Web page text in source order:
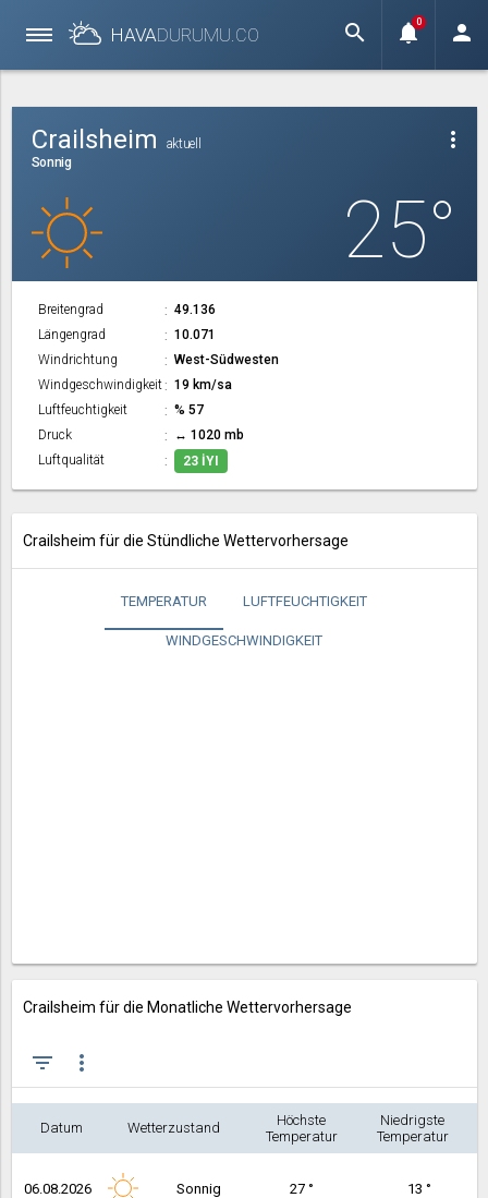
HAVADURUMU.CO search notifications
0 person
more_vert
Crailsheim
aktuell
Sonnig
25°
Breitengrad
49.136
Längengrad
10.071
Windrichtung
West-Südwesten
Windgeschwindigkeit
19 km/sa
Luftfeuchtigkeit
% 57
Druck
↔ 1020 mb
Luftqualität
23 İYI
Crailsheim für die Stündliche Wettervorhersage
TEMPERATUR LUFTFEUCHTIGKEIT
WINDGESCHWINDIGKEIT
Crailsheim für die Monatliche Wettervorhersage
filter_list more_vert
Datum Wetterzustand
Höchste
Temperatur
Niedrigste
Temperatur
06.08.2026 Sonnig 27 ° 13 °